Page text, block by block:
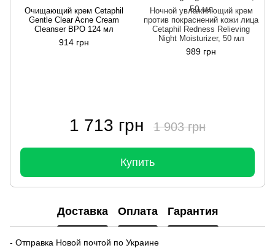
Очищающий крем Cetaphil
Gentle Clear Acne Cream
Cleanser BPO 124 мл
914 грн
Ночной увлажняющий крем
против покраснений кожи лица
Cetaphil Redness Relieving
Night Moisturizer, 50 мл
989 грн
1 713 грн 1 903 грн
Купить
Доставка Оплата Гарантия
- Отправка Новой почтой по Украине